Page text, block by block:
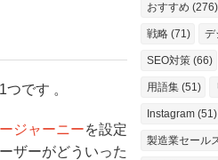
です 。
ジャーニーを設定
ザーがどういった
おすすめ (276)
戦略 (71) デ
SEO対策 (66)
用語集 (51)
Instagram (51)
製造業セール